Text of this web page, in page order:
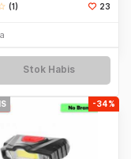
(1) 23
Stok Habis
-34%